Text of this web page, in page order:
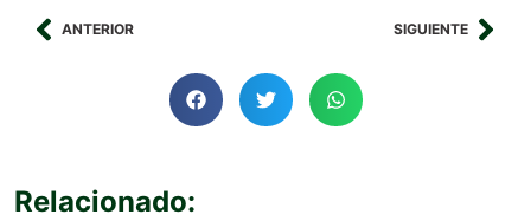
ANTERIOR SIGUIENTE
Relacionado: